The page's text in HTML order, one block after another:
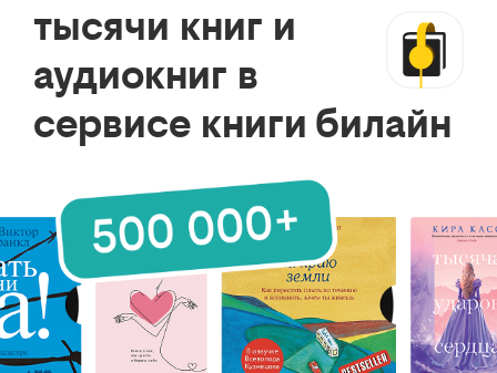
тысячи книг и
аудиокниг в
сервисе книги билайн